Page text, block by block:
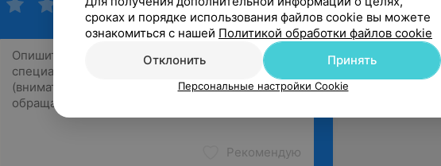
Рекомендую
сроках и порядке использования файлов cookie вы можете
ознакомиться с нашей Политикой обработки файлов cookie
Отклонить
Принять
Персональные настройки Cookie